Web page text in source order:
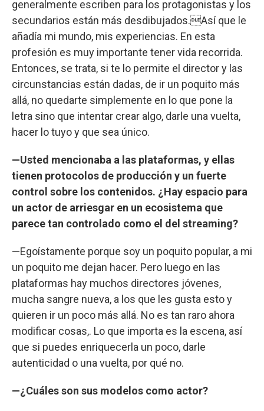
generalmente escriben para los protagonistas y los
secundarios están más desdibujados.Así que le
añadía mi mundo, mis experiencias. En esta
profesión es muy importante tener vida recorrida.
Entonces, se trata, si te lo permite el director y las
circunstancias están dadas, de ir un poquito más
allá, no quedarte simplemente en lo que pone la
letra sino que intentar crear algo, darle una vuelta,
hacer lo tuyo y que sea único.
—Usted mencionaba a las plataformas, y ellas
tienen protocolos de producción y un fuerte
control sobre los contenidos. ¿Hay espacio para
un actor de arriesgar en un ecosistema que
parece tan controlado como el del streaming?
—Egoístamente porque soy un poquito popular, a mi
un poquito me dejan hacer. Pero luego en las
plataformas hay muchos directores jóvenes,
mucha sangre nueva, a los que les gusta esto y
quieren ir un poco más allá. No es tan raro ahora
modificar cosas,. Lo que importa es la escena, así
que si puedes enriquecerla un poco, darle
autenticidad o una vuelta, por qué no.
—¿Cuáles son sus modelos como actor?